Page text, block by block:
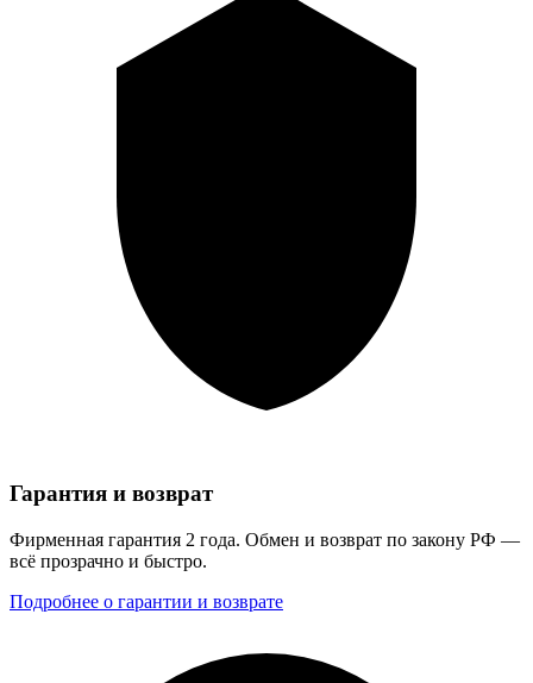
Гарантия и возврат
Фирменная гарантия 2 года. Обмен и возврат по закону РФ —
всё прозрачно и быстро.
Подробнее о гарантии и возврате